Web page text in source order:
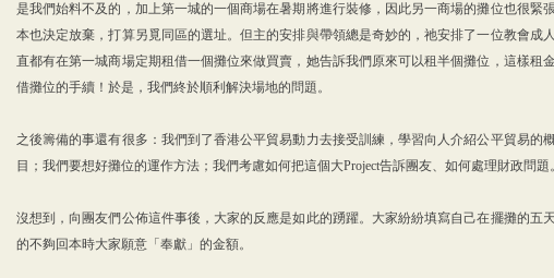
是我們始料不及的，加上第一城的一個商場在暑期將進行裝修，因此另一商場的攤位也很緊
本也決定放棄，打算另覓同區的選址。但主的安排與帶領總是奇妙的，祂安排了一位教會成
直都有在第一城商場定期租借一個攤位來做買賣，她告訴我們原來可以租半個攤位，這樣租
借攤位的手續！於是，我們終於順利解決場地的問題。
之後籌備的事還有很多：我們到了香港公平貿易動力去接受訓練，學習向人介紹公平貿易的
目；我們要想好攤位的運作方法；我們考慮如何把這個大Project告訴團友、如何處理財政問題。
沒想到，向團友們公佈這件事後，大家的反應是如此的踴躍。大家紛紛填寫自己在擺攤的五
的不夠回本時大家願意「奉獻」的金額。